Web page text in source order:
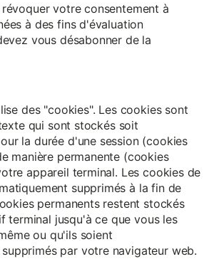
votre consentement à
à des fins d'évaluation
vous désabonner de la
des "cookies". Les cookies sont
qui sont stockés soit
la durée d'une session (cookies
manière permanente (cookies
appareil terminal. Les cookies de
supprimés à la fin de
permanents restent stockés
terminal jusqu'à ce que vous les
ou qu'ils soient
par votre navigateur web.